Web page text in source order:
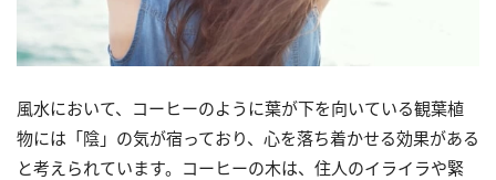
風水において、コーヒーのように葉が下を向いている観葉植
物には「陰」の気が宿っており、心を落ち着かせる効果がある
と考えられています。コーヒーの木は、住人のイライラや緊